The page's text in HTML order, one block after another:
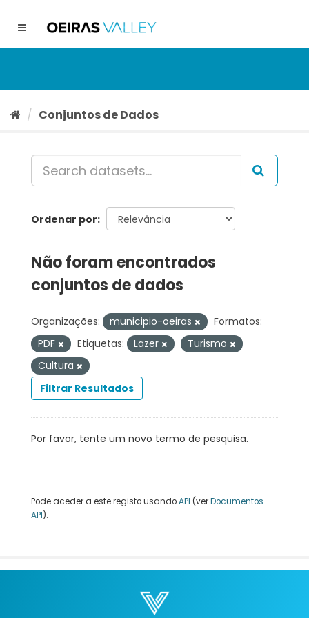
conteúdo
Toggle
Conjuntos de Dados
Ordenar por
Não foram encontrados
conjuntos de dados
Organizações: municipio-oeiras
Formatos:
PDF
Etiquetas: Lazer
Turismo
Cultura
Filtrar Resultados
Por favor, tente um novo termo de pesquisa.
Pode aceder a este registo usandoAPI (verDocumentos
API).